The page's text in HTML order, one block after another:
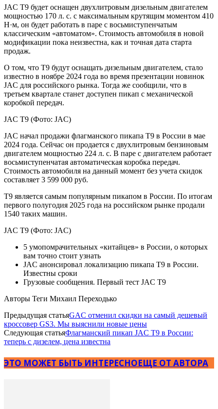
JAC T9 будет оснащен двухлитровым дизельным двигателем
мощностью 170 л. с. с максимальным крутящим моментом 410
Н·м, он будет работать в паре с восьмиступенчатым
классическим «автоматом». Стоимость автомобиля в новой
модификации пока неизвестна, как и точная дата старта
продаж.
О том, что T9 будут оснащать дизельным двигателем, стало
известно в ноябре 2024 года во время презентации новинок
JAC для российского рынка. Тогда же сообщили, что в
третьем квартале станет доступен пикап с механической
коробкой передач.
JAC T9 (Фото: JAC)
JAC начал продажи флагманского пикапа T9 в России в мае
2024 года. Сейчас он продается с двухлитровым бензиновым
двигателем мощностью 224 л. с. В паре с двигателем работает
восьмиступенчатая автоматическая коробка передач.
Стоимость автомобиля на данный момент без учета скидок
составляет 3 599 000 руб.
T9 является самым популярным пикапом в России. По итогам
первого полугодия 2025 года на российском рынке продали
1540 таких машин.
JAC T9 (Фото: JAC)
5 умопомрачительных «китайцев» в России, о которых
вам точно стоит узнать
JAC анонсировал локализацию пикапа T9 в России.
Известны сроки
Грузовые сообщения. Первый тест JAC T9
Авторы Теги Михаил Переходько
Предыдущая статьяGAC отменил скидки на самый дешевый
кроссовер GS3. Мы выяснили новые цены
Следующая статьяФлагманский пикап JAC T9 в России:
теперь с дизелем, цена известна
ЭТО МОЖЕТ БЫТЬ ИНТЕРЕСНОЕЩЕ ОТ АВТОРА